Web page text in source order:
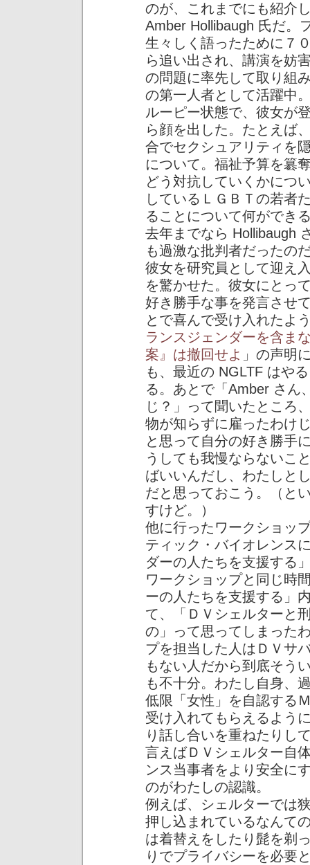
のが、これまでにも紹介
Amber Hollibaugh 氏だ。
生々しく語ったために７
ら追い出され、講演を妨
の問題に率先して取り組
の第一人者として活躍中
ルーピー状態で、彼女が
ら顔を出した。たとえば
合でセクシュアリティを
について。福祉予算を簒
どう対抗していくかにつ
しているＬＧＢＴの若者
ることについて何ができ
去年までなら Hollibaugh
も過激な批判者だったの
彼女を研究員として迎え
を驚かせた。彼女にとっ
好き勝手な事を発言させ
とで喜んで受け入れたよ
ランスジェンダーを含ま
案』は撤回せよ 」の声明
も、最近の NGLTF はや
る。あとで「Amber さん
じ？」って聞いたところ
物が知らずに雇ったわけ
と思って自分の好き勝手
うしても我慢ならないこ
ばいいんだし、わたしと
だと思っておこう。（と
すけど。）
他に行ったワークショッ
ティック・バイオレンス
ダーの人たちを支援する
ワークショップと同じ時
ーの人たちを支援する」
て、「ＤＶシェルターと
の」って思ってしまった
プを担当した人はＤＶサ
もない人だから到底そう
も不十分。わたし自身、
低限「女性」を自認する
受け入れてもらえるよう
り話し合いを重ねたりし
言えばＤＶシェルター自
ンス当事者をより安全に
のがわたしの認識。
例えば、シェルターでは
押し込まれているなんて
は着替えをしたり髭を剃
りでプライバシーを必要